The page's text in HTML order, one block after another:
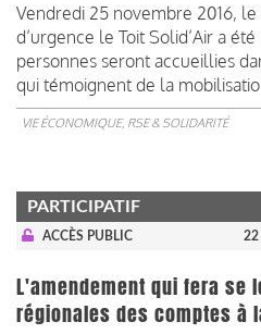
Vendredi 25 novembre 2016,
d’urgence le Toit Solid’Air a
personnes seront accueillies
qui témoignent de la
VIE ÉCONOMIQUE, RSE & SOLIDARITÉ
PARTICIPATIF
ACCÈS PUBLIC
L'amendement qui fera se
régionales des comptes à